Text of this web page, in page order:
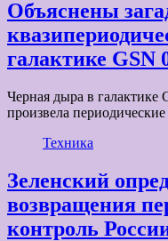
Объяснены
галактике GSN
Черная дыра в галактике
произвела
Техника
Зеленский
возвращения
контроль